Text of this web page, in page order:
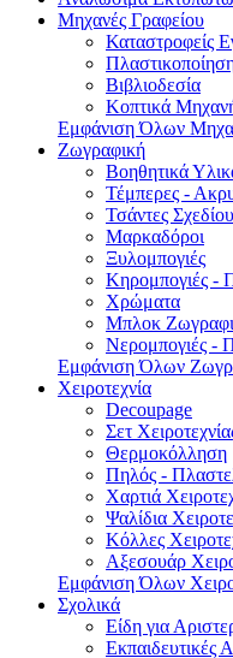
Μηχανές Γραφείου
Καταστροφείς
Βιβλιοδεσία
Κοπτικά
Εμφάνιση Όλων
Ζωγραφική
Βοηθητικά
Τέμπερες -
Τσάντες
Μαρκαδόροι
Ξυλομπογιές
Κηρομπογιές -
Χρώματα
Μπλοκ
Νερομπογιές -
Εμφάνιση Όλων
Χειροτεχνία
Decoupage
Σετ
Θερμοκόλληση
Πηλός -
Χαρτιά
Ψαλίδια
Κόλλες
Αξεσουάρ
Εμφάνιση Όλων
Σχολικά
Είδη για
Εκπαιδευτικές